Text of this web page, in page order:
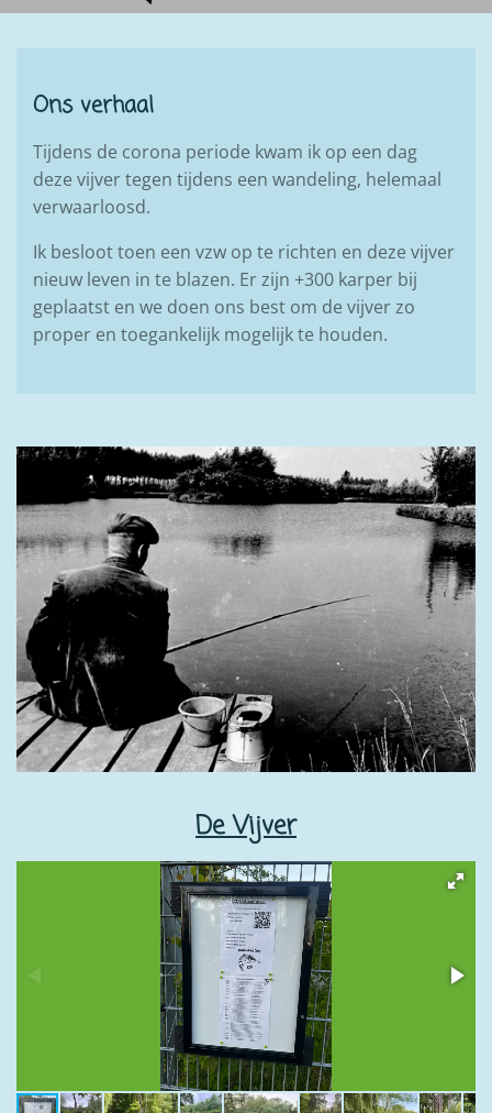
Ons verhaal
Tijdens de corona periode kwam ik op een dag
deze vijver tegen tijdens een wandeling, helemaal
verwaarloosd.
Ik besloot toen een vzw op te richten en deze vijver
nieuw leven in te blazen. Er zijn +300 karper bij
geplaatst en we doen ons best om de vijver zo
proper en toegankelijk mogelijk te houden.
De Vijver